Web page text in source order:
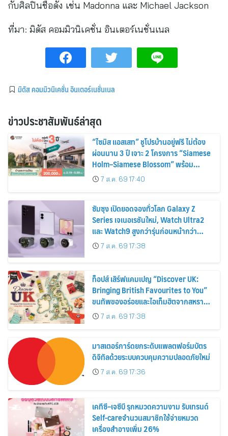
กับศิลปินชื่อดัง เช่น Madonna และ Michael Jackson
ที่มา: มิดัส คอมมิวนิเคชั่น อินเตอร์เนชั่นเนล
มิดัส คอมมิวนิเคชั่น อินเตอร์เนชั่นเนล
ข่าวประชาสัมพันธ์ล่าสุด
“ไซมิส แอสเสท” ชูโปรบ้านอยู่ฟรี ไม่ต้อง
ผ่อนนาน 3 ปี เจาะ 2 โครงการ “Siamese
Holm–Siamese Blossom” พร้อม
ส่วนลดและสิทธิพิเศษถึง 31 สิงหาคม
2569
7 ส.ค. 69 17:40
ซัมซุง เปิดยอดจองทั่วโลก Galaxy Z
Series เจเนอเรชันใหม่, Watch Ultra2
และ Watch9 สูงกว่ารุ่นก่อนหน้ากว่า
30%7 ส.ค. 69 17:38
ท็อปส์ เสิร์ฟแคมเปญ “Discover UK:
Bringing British Favourites to You”
ขนทัพของอร่อยและไอเท็มฮิตจากสหราช
อาณาจักร ส่งตรงถึงมือตั้งแต่วันนี้ – 18
สิงหาคมนี้
7 ส.ค. 69 17:38
มาสเตอร์การ์ดยกระดับแพลตฟอร์มบัตร
ดิจิทัลด้วยระบบควบคุมความปลอดภัยใหม่
7 ส.ค. 69 17:36
เคทีซี–เจซีบี รุกหมวดความงาม รับเทรนด์
Self-careจำนวนสมาชิกใช้จ่ายหมวด
เครื่องสำอางเพิ่ม 26%